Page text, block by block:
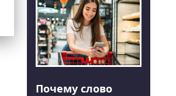
Почему слово